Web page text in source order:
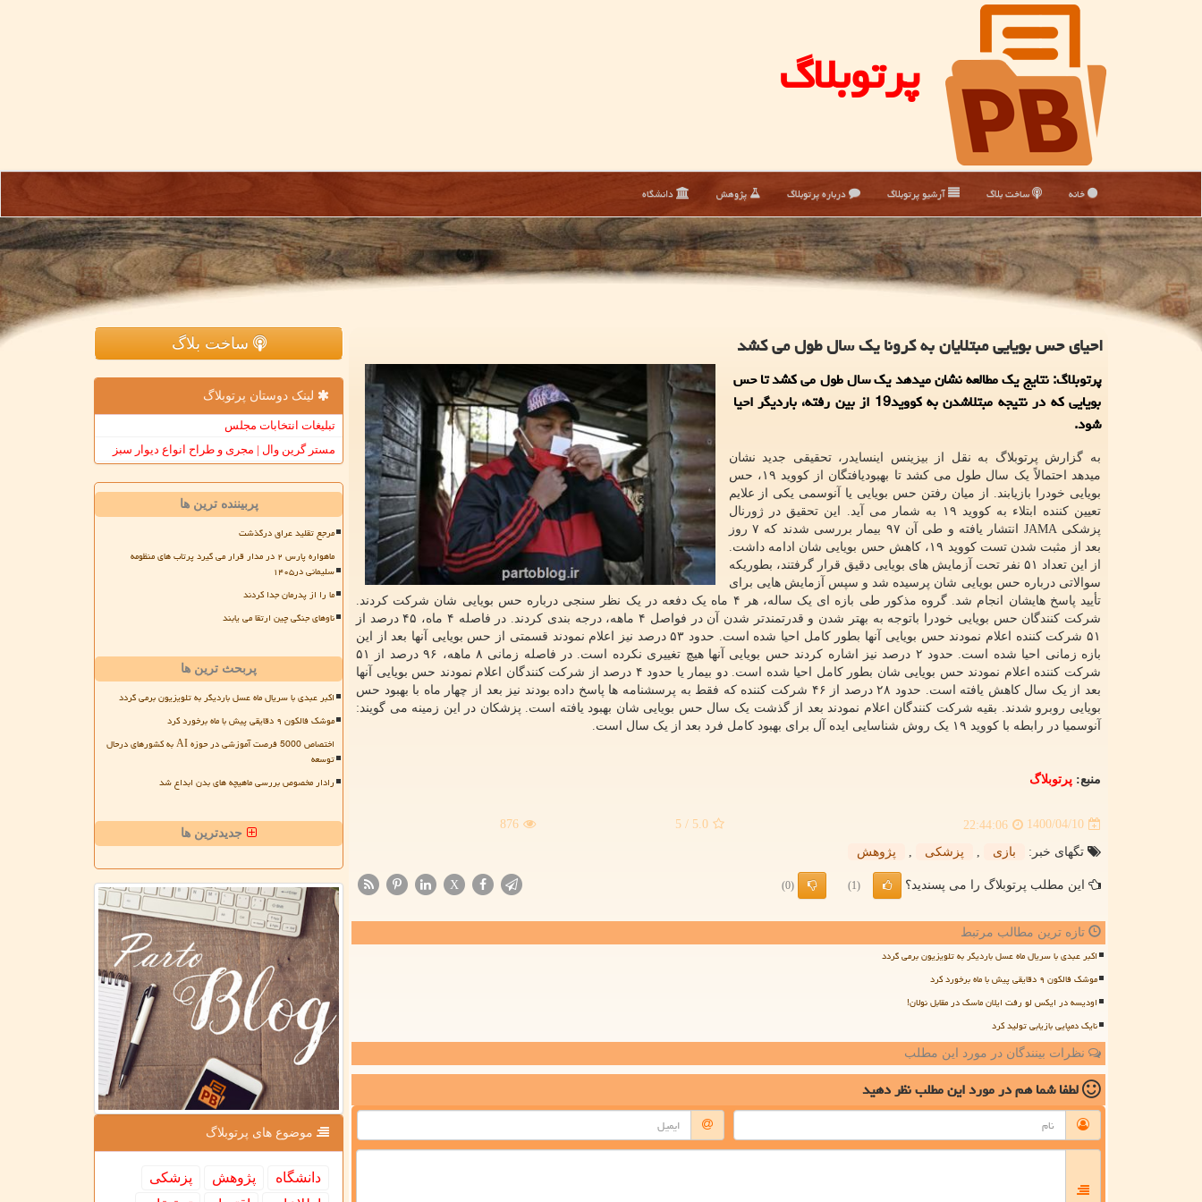
پرتوبلاگ
خانه ساخت بلاگ آرشیو پرتوبلاگ درباره پرتوبلاگ پژوهش دانشگاه
احیای حس بویایی مبتلایان به كرونا یك سال طول می كشد
پرتوبلاگ: نتایج یک مطالعه نشان میدهد یک سال طول می کشد تا حس
بویایی که در نتیجه مبتلاشدن به کووید19 از بین رفته، باردیگر احیا
شود.
به گزارش پرتوبلاگ به نقل از بیزینس اینسایدر، تحقیقی جدید نشان
میدهد احتمالاً یک سال طول می کشد تا بهبودیافتگان از کووید ۱۹، حس
بویایی خودرا بازیابند. از میان رفتن حس بویایی یا آنوسمی یکی از علایم
تعیین کننده ابتلاء به کووید ۱۹ به شمار می آید. این تحقیق در ژورنال
پزشکی JAMA انتشار یافته و طی آن ۹۷ بیمار بررسی شدند که ۷ روز
بعد از مثبت شدن تست کووید ۱۹، کاهش حس بویایی شان ادامه داشت.
از این تعداد ۵۱ نفر تحت آزمایش های بویایی دقیق قرار گرفتند، بطوریکه
سوالاتی درباره حس بویایی شان پرسیده شد و سپس آزمایش هایی برای
تأیید پاسخ هایشان انجام شد. گروه مذکور طی بازه ای یک ساله، هر ۴ ماه یک دفعه در یک نظر سنجی درباره حس بویایی شان شرکت کردند.
شرکت کنندگان حس بویایی خودرا باتوجه به بهتر شدن و قدرتمندتر شدن آن در فواصل ۴ ماهه، درجه بندی کردند. در فاصله ۴ ماه، ۴۵ درصد از
۵۱ شرکت کننده اعلام نمودند حس بویایی آنها بطور کامل احیا شده است. حدود ۵۳ درصد نیز اعلام نمودند قسمتی از حس بویایی آنها بعد از این
بازه زمانی احیا شده است. حدود ۲ درصد نیز اشاره کردند حس بویایی آنها هیچ تغییری نکرده است. در فاصله زمانی ۸ ماهه، ۹۶ درصد از ۵۱
شرکت کننده اعلام نمودند حس بویایی شان بطور کامل احیا شده است. دو بیمار یا حدود ۴ درصد از شرکت کنندگان اعلام نمودند حس بویایی آنها
بعد از یک سال کاهش یافته است. حدود ۲۸ درصد از ۴۶ شرکت کننده که فقط به پرسشنامه ها پاسخ داده بودند نیز بعد از چهار ماه با بهبود حس
بویایی روبرو شدند. بقیه شرکت کنندگان اعلام نمودند بعد از گذشت یک سال حس بویایی شان بهبود یافته است. پزشکان در این زمینه می گویند:
آنوسمیا در رابطه با کووید ۱۹ یک روش شناسایی ایده آل برای بهبود کامل فرد بعد از یک سال است.
منبع: پرتوبلاگ
1400/04/10
22:44:06
5.0
/ 5
876
تگهای خبر: بازی , پزشكی , پژوهش
این مطلب پرتوبلاگ را می پسندید؟ (1)
(0)
X
تازه ترین مطالب مرتبط
اکبر عبدی با سریال ماه عسل باردیگر به تلویزیون برمی گردد
موشک فالکون ۹ دقایقی پیش با ماه برخورد کرد
اودیسه در ایکس لو رفت ایلان ماسک در مقابل نولان!
نایک دمپایی بازیابی تولید کرد
نظرات بینندگان در مورد این مطلب
لطفا شما همدر مورد این مطلبنظر دهید
ساخت بلاگ
لینک دوستان پرتوبلاگ
تبلیغات انتخابات مجلس
مستر گرین وال | مجری و طراح انواع دیوار سبز
پربیننده ترین ها
مرجع تقلید عراق درگذشت
ماهواره پارس ۲ در مدار قرار می گیرد پرتاب های منظومه
سلیمانی در۱۴۰۵
ما را از پدرمان جدا کردند
ناوهای جنگی چین ارتقا می یابند
پربحث ترین ها
اکبر عبدی با سریال ماه عسل باردیگر به تلویزیون برمی گردد
موشک فالکون ۹ دقایقی پیش با ماه برخورد کرد
اختصاص 5000 فرصت آموزشی در حوزه AI به کشورهای درحال
توسعه
رادار مخصوص بررسی ماهیچه های بدن ابداع شد
جدیدترین ها
موضوع های پرتوبلاگ
دانشگاه پژوهش
پزشكی